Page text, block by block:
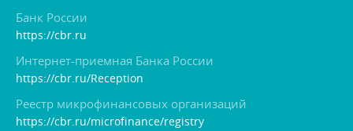
Банк России
https://cbr.ru
Интернет-приемная Банка России
https://cbr.ru/Reception
Реестр микрофинансовых организаций
https://cbr.ru/microfinance/registry